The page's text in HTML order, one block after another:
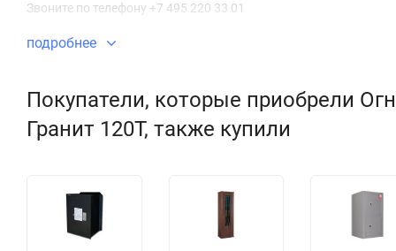
Звоните по телефону +7 495 220 33 01
подробнее
Покупатели, которые приобрели
Гранит 120T, также купили